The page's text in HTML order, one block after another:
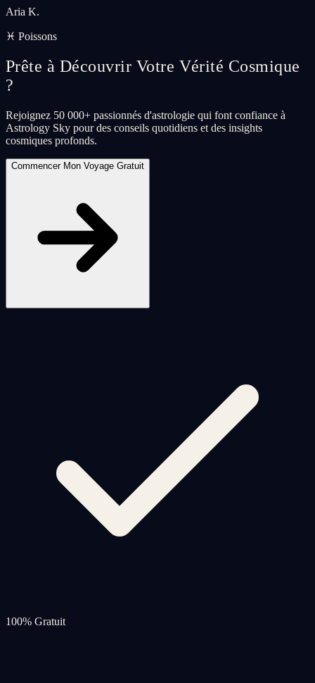
Aria K.
♓ Poissons
Prête à Découvrir Votre Vérité Cosmique
?
Rejoignez 50 000+ passionnés d'astrologie qui font confiance à
Astrology Sky pour des conseils quotidiens et des insights
cosmiques profonds.
Commencer Mon Voyage Gratuit
100% Gratuit